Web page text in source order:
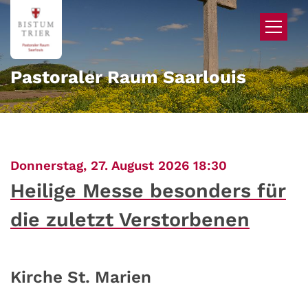
Zum Inhalt springen
Pastoraler Raum Saarlouis
Donnerstag, 27. August 2026 18:30
Heilige Messe besonders für
die zuletzt Verstorbenen
Kirche St. Marien